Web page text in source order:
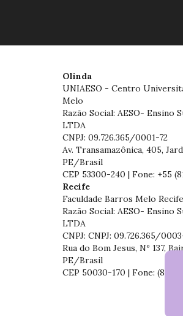
Olinda
UNIAESO - Centro
Melo
Razão Social: AESO- Ensino
LTDA
CNPJ: 09.726.365/0001-72
Av. Transamazônica, 405,
PE/Brasil
CEP 53300-240 | Fone: +55
Recife
Faculdade Barros Melo
Razão Social: AESO- Ensino
LTDA
CNPJ: CNPJ: 09.726.365/
Rua do Bom Jesus, Nº 137,
PE/Brasil
CEP 50030-170 | Fone: (81)